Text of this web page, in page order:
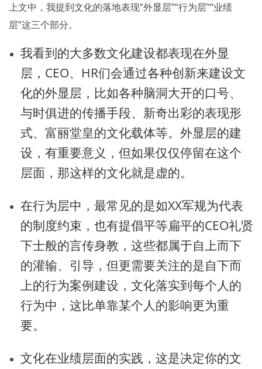
上文中，我提到文化的落地表现“外显层”“行为层”“业绩
层”这三个部分。
我看到的大多数文化建设都表现在外显
层，CEO、HR们会通过各种创新来建设文
化的外显层，比如各种脑洞大开的口号、
与时俱进的传播手段、新奇出彩的表现形
式、富丽堂皇的文化载体等。外显层的建
设，有重要意义，但如果仅仅停留在这个
层面，那这样的文化就是虚的。
在行为层中，最常见的是如XX军规为代表
的制度约束，也有提倡平等扁平的CEO礼贤
下士般的言传身教，这些都属于自上而下
的灌输、引导，但更需要关注的是自下而
上的行为案例建设，文化落实到每个人的
行为中，这比单靠某个人的影响更为重
要。
文化在业绩层面的实践，这是决定你的文